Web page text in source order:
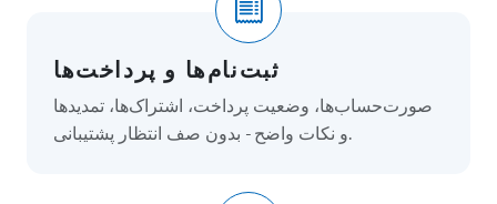
ثبت‌نام‌ها و پرداخت‌ها
صورت‌حساب‌ها، وضعیت پرداخت، اشتراک‌ها، تمدیدها
و نکات واضح - بدون صف انتظار پشتیبانی.